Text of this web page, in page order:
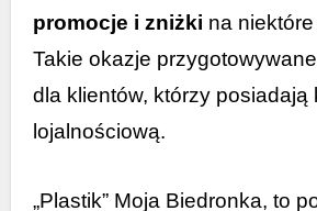
promocje i zniżki na
Takie okazje
dla klientów, którzy posiadają
lojalnościową.
„Plastik” Moja Biedronka, to